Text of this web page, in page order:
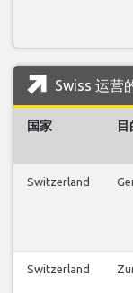
Swiss 运营
国家 目
Switzerland
Switzerland